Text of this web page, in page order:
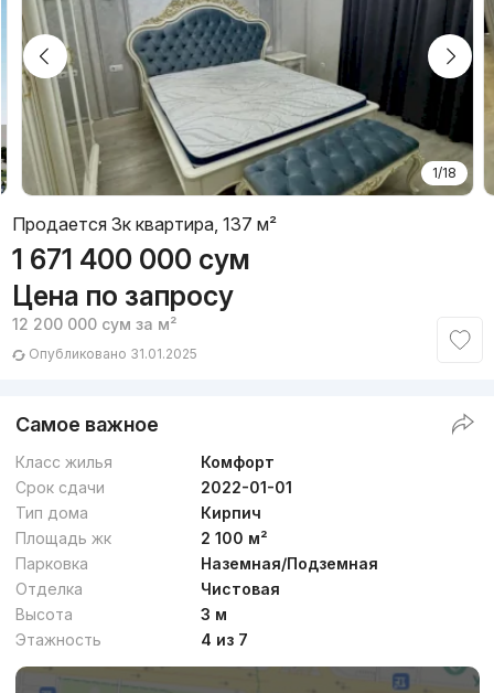
1/18
Продается 3к квартира, 137 м²
1 671 400 000 сум
Цена по запросу
12 200 000 сум за м²
Опубликовано 31.01.2025
Самое важное
Класс жилья
Комфорт
Срок сдачи
2022-01-01
Тип дома
Кирпич
Площадь жк
2 100 м²
Парковка
Наземная/Подземная
Отделка
Чистовая
Высота
3 м
Этажность
4 из 7